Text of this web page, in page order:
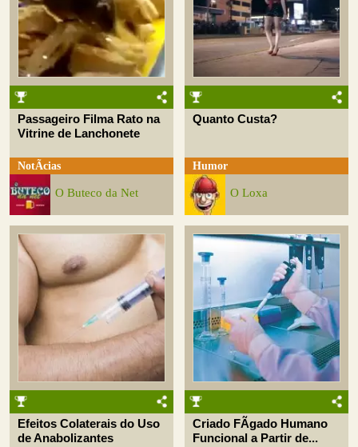
Passageiro Filma Rato na
Vitrine de Lanchonete
NotÃ­cias
O Buteco da Net
Quanto Custa?
Humor
O Loxa
Efeitos Colaterais do Uso
de Anabolizantes
Criado FÃ­gado Humano
Funcional a Partir de...